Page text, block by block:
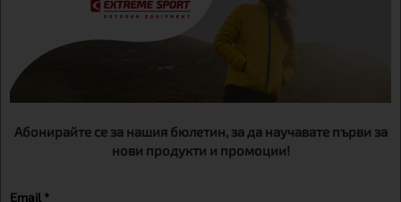
Абонирайте се за нашия бюлетин, за да научавате първи за
нови продукти и промоции!
Email *
гр. София, Овча купел, ул.692, №12, офис 1, магазини
гр.София,бул. Дондуков 42, тел.:+359 895461012